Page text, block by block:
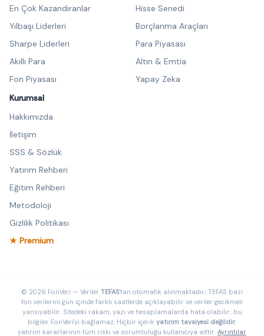
En Çok Kazandıranlar
Yılbaşı Liderleri
Sharpe Liderleri
Akıllı Para
Fon Piyasası
Hisse Senedi
Borçlanma Araçları
Para Piyasası
Altın & Emtia
Yapay Zeka
Kurumsal
Hakkımızda
İletişim
SSS & Sözlük
Yatırım Rehberi
Eğitim Rehberi
Metodoloji
Gizlilik Politikası
★ Premium
© 2026 FonVeri — Veriler TEFAS'tan otomatik alınmaktadır; TEFAS bazı
fon verilerini gün içinde farklı saatlerde açıklayabilir ve veriler gecikmeli
yansıyabilir. Sitedeki rakam, yazı ve hesaplamalarda hata olabilir; bu
bilgiler FonVeri'yi bağlamaz. Hiçbir içerik yatırım tavsiyesi değildir;
yatırım kararlarının tüm riski ve sorumluluğu kullanıcıya aittir. Ayrıntılar